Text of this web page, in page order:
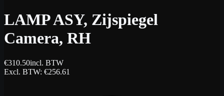
LAMP ASY, Zijspiegel
Camera, RH
€310.50incl. BTW
Excl. BTW: €256.61